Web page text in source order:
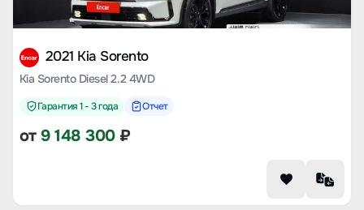
2021 Kia Sorento
Kia Sorento Diesel 2.2 4WD
Гарантия 1 - 3 года Отчет
от9 148 300₽